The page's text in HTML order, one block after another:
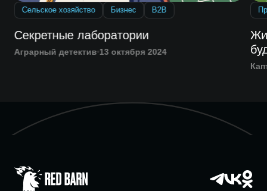
Сельское хозяйство Бизнес B2B
Секретные лаборатории
Аграрный детектив 13 октября 2024